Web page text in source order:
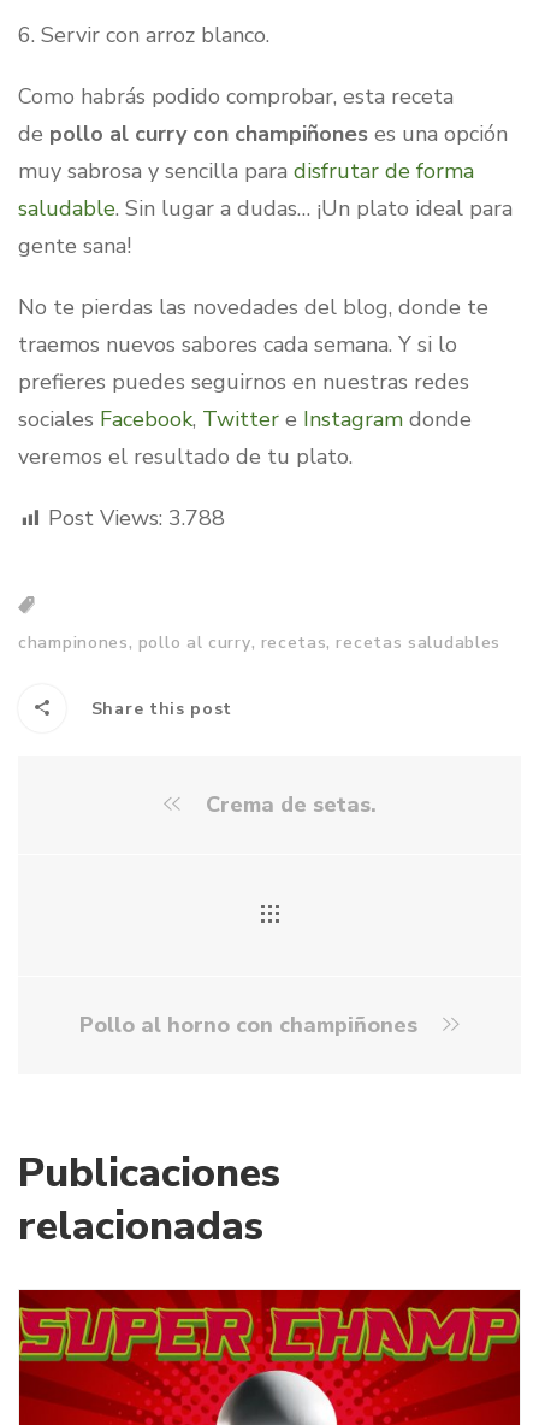
6. Servir con arroz blanco.⁣
Como habrás podido comprobar, esta receta
de pollo al curry con champiñones es una opción
muy sabrosa y sencilla para disfrutar de forma
saludable. Sin lugar a dudas… ¡Un plato ideal para
gente sana!
No te pierdas las novedades del blog, donde te
traemos nuevos sabores cada semana. Y si lo
prefieres puedes seguirnos en nuestras redes
sociales Facebook, Twitter e Instagram donde
veremos el resultado de tu plato.
Post Views: 3.788
champinones, pollo al curry, recetas,recetas saludables
Share this post
Crema de setas.
Pollo al horno con champiñones
Publicaciones
relacionadas